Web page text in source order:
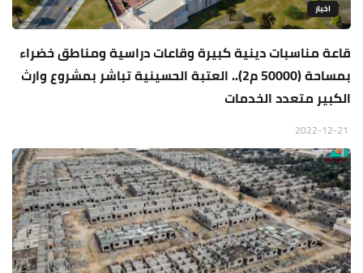
اخبار
قاعة مناسبات دينية كبيرة وقاعات دراسية ومناطق خضراء
بمساحة (50000 م2).. العتبة الحسينية تباشر بمشروع وارث
الكبير متعدد الخدمات